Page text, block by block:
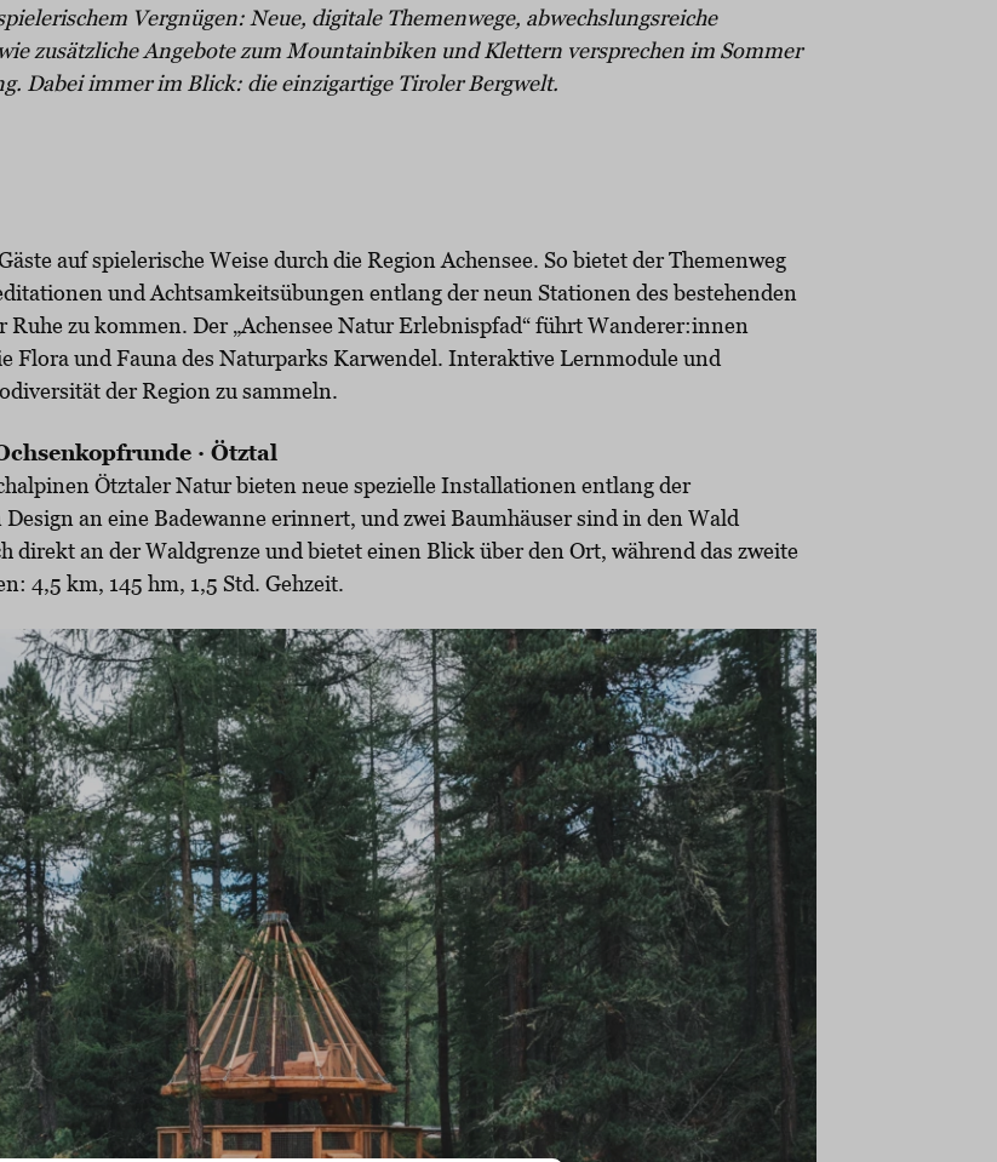
Vergnügen: Neue, digitale Themenwege, abwechslungsreiche
zusätzliche Angebote zum Mountainbiken und Klettern versprechen im Sommer
Dabei immer im Blick: die einzigartige Tiroler Bergwelt.
auf spielerische Weise durch die Region Achensee. So bietet der Themenweg
und Achtsamkeitsübungen entlang der neun Stationen des bestehenden
zu kommen. Der „Achensee Natur Erlebnispfad“ führt Wanderer:innen
Flora und Fauna des Naturparks Karwendel. Interaktive Lernmodule und
der Region zu sammeln.
· Ötztal
Ötztaler Natur bieten neue spezielle Installationen entlang der
an eine Badewanne erinnert, und zwei Baumhäuser sind in den Wald
direkt an der Waldgrenze und bietet einen Blick über den Ort, während das zweite
4,5 km, 145 hm, 1,5 Std. Gehzeit.